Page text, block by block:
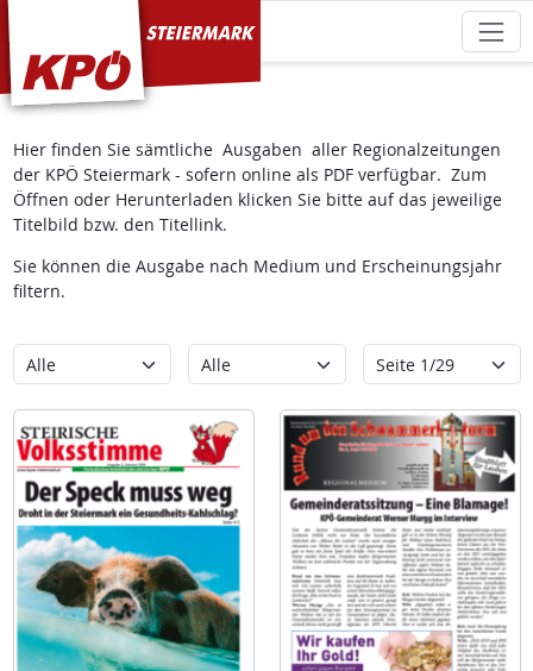
KPÖ Steiermark
Hier finden Sie sämtliche Ausgaben aller Regionalzeitungen
der KPÖ Steiermark - sofern online als PDF verfügbar. Zum
Öffnen oder Herunterladen klicken Sie bitte auf das jeweilige
Titelbild bzw. den Titellink.
Sie können die Ausgabe nach Medium und Erscheinungsjahr
filtern.
Kategorie Erscheinungsjahr Seite